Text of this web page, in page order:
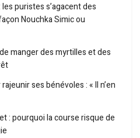
puristes s’agacent des
Nouchka Simic ou
manger des myrtilles et des
ses bénévoles : « Il n’en
: pourquoi la course risque de